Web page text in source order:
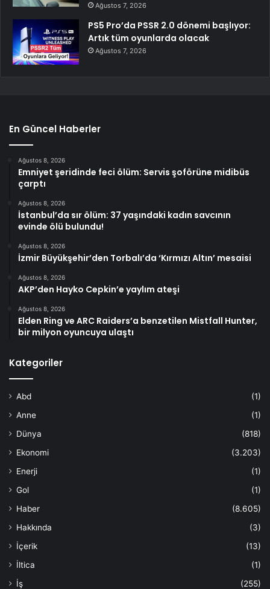
Ağustos 7, 2026
PS5 Pro’da PSSR 2.0 dönemi başlıyor:
Artık tüm oyunlarda olacak
Ağustos 7, 2026
En Güncel Haberler
Ağustos 8, 2026
Emniyet şeridinde feci ölüm: Servis şoförüne midibüs
çarptı
Ağustos 8, 2026
İstanbul’da sır ölüm: 37 yaşındaki kadın savcının
evinde ölü bulundu!
Ağustos 8, 2026
İzmir Büyükşehir’den Torbalı’da ‘Kırmızı Altın’ mesaisi
Ağustos 8, 2026
AKP’den Hayko Cepkin’e yaylım ateşi
Ağustos 8, 2026
Elden Ring ve ARC Raiders’a benzetilen Mistfall Hunter,
bir milyon oyuncuya ulaştı
Kategoriler
Abd
(1)
Anne
(1)
Dünya
(818)
Ekonomi
(3.203)
Enerji
(1)
Gol
(1)
Haber
(8.605)
Hakkında
(3)
İçerik
(13)
İltica
(1)
İş
(255)